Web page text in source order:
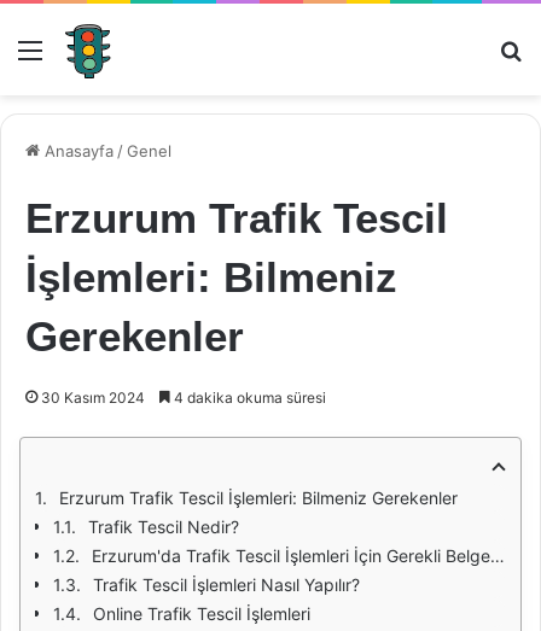
Menü
Anasayfa /Genel
Erzurum Trafik Tescil
İşlemleri: Bilmeniz
Gerekenler
30 Kasım 2024 4 dakika okuma süresi
Erzurum Trafik Tescil İşlemleri: Bilmeniz Gerekenler
Trafik Tescil Nedir?
Erzurum'da Trafik Tescil İşlemleri İçin Gerekli Belgeler
Trafik Tescil İşlemleri Nasıl Yapılır?
Online Trafik Tescil İşlemleri